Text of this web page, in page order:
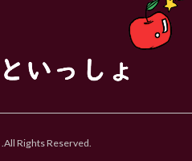
.All Rights Reserved.